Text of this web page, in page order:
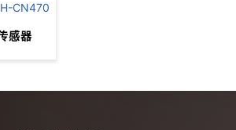
CN470
感器
稳定、